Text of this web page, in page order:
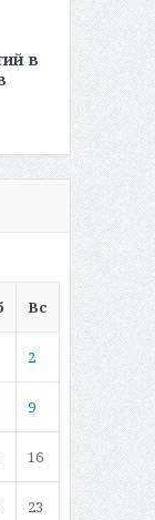
в
Вс
2
9
16
23